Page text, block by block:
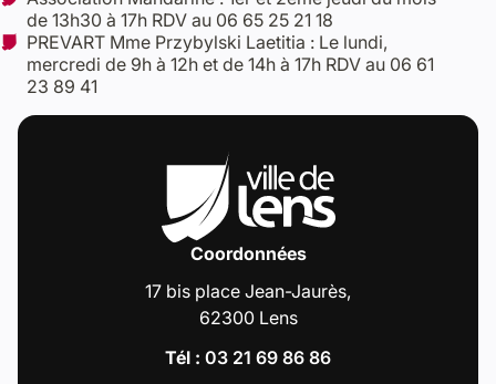
de 13h30 à 17h RDV au 06 65 25 21 18
PREVART Mme Przybylski Laetitia : Le lundi,
mercredi de 9h à 12h et de 14h à 17h RDV au 06 61
23 89 41
Coordonnées
17 bis place Jean-Jaurès,
62300 Lens
Tél : 03 21 69 86 86